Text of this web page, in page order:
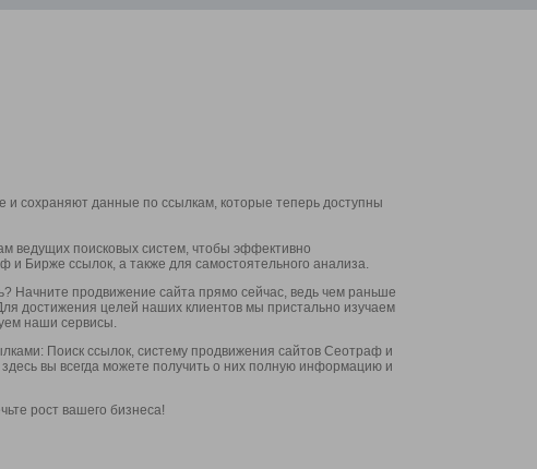
сохраняют данные по ссылкам, которые теперь доступны
ведущих поисковых систем, чтобы эффективно
Бирже ссылок, а также для самостоятельного анализа.
Начните продвижение сайта прямо сейчас, ведь чем раньше
достижения целей наших клиентов мы пристально изучаем
наши сервисы.
Поиск ссылок, систему продвижения сайтов Сеотраф и
вы всегда можете получить о них полную информацию и
рост вашего бизнеса!